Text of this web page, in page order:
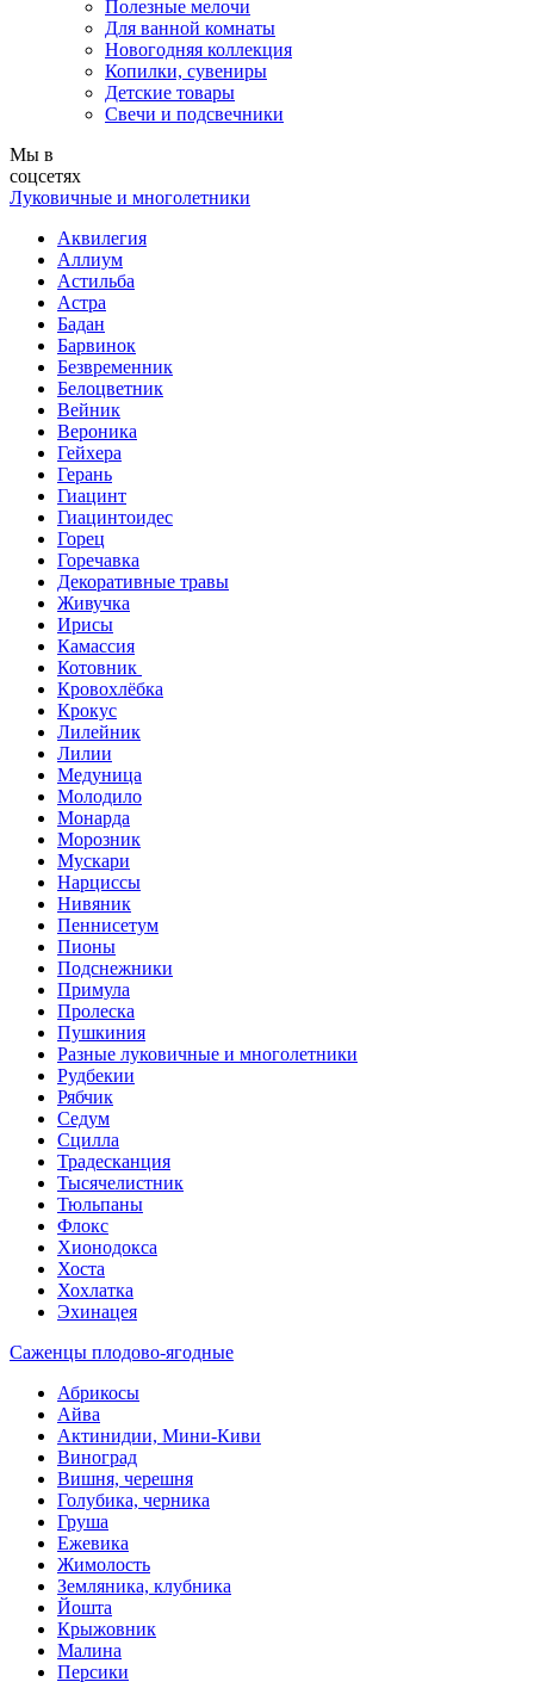
Полезные мелочи
Для ванной комнаты
Новогодняя коллекция
Копилки, сувениры
Детские товары
Свечи и подсвечники
Мы в
соцсетях
Луковичные и многолетники
Аквилегия
Аллиум
Астильба
Астра
Бадан
Барвинок
Безвременник
Белоцветник
Вейник
Вероника
Гейхера
Герань
Гиацинт
Гиацинтоидес
Горец
Горечавка
Декоративные травы
Живучка
Ирисы
Камассия
Котовник
Кровохлёбка
Крокус
Лилейник
Лилии
Медуница
Молодило
Монарда
Морозник
Мускари
Нарциссы
Нивяник
Пеннисетум
Пионы
Подснежники
Примула
Пролеска
Пушкиния
Разные луковичные и многолетники
Рудбекии
Рябчик
Седум
Сцилла
Традесканция
Тысячелистник
Тюльпаны
Флокс
Хионодокса
Хоста
Хохлатка
Эхинацея
Саженцы плодово-ягодные
Абрикосы
Айва
Актинидии, Мини-Киви
Виноград
Вишня, черешня
Голубика, черника
Груша
Ежевика
Жимолость
Земляника, клубника
Йошта
Крыжовник
Малина
Персики